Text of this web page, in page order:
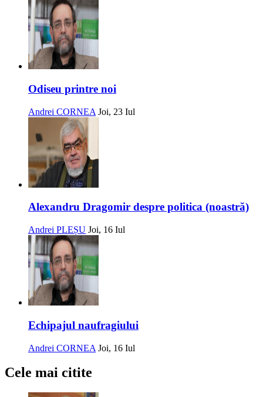
Odiseu printre noi
Andrei CORNEA Joi, 23 Iul
Alexandru Dragomir despre politica (noastră)
Andrei PLEȘU Joi, 16 Iul
Echipajul naufragiului
Andrei CORNEA Joi, 16 Iul
Cele mai citite